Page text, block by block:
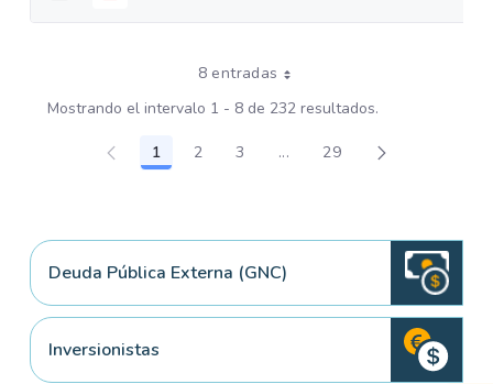
8 entradas
Mostrando el intervalo 1 - 8 de 232 resultados.
Página
1 Página
2 Página
3 ...Páginas intermedias Use
Página
29
Deuda Pública Externa (GNC)
Inversionistas